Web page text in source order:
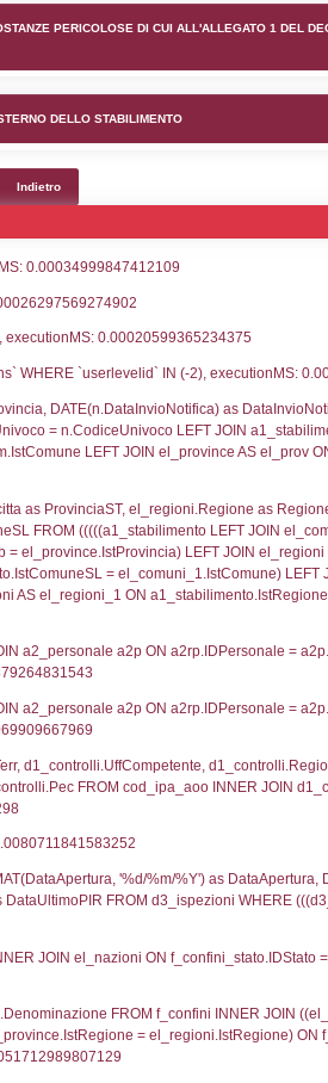
SU AUTORIZZAZIONI/
TERRITORIO
DELLO STABILIMENTO E
INCIDENTALI CON
WHERE `userlevelid` = -2,
FROM `userlevels`,
WHERE
FROM
as localita,
JOIN infostabilimento i